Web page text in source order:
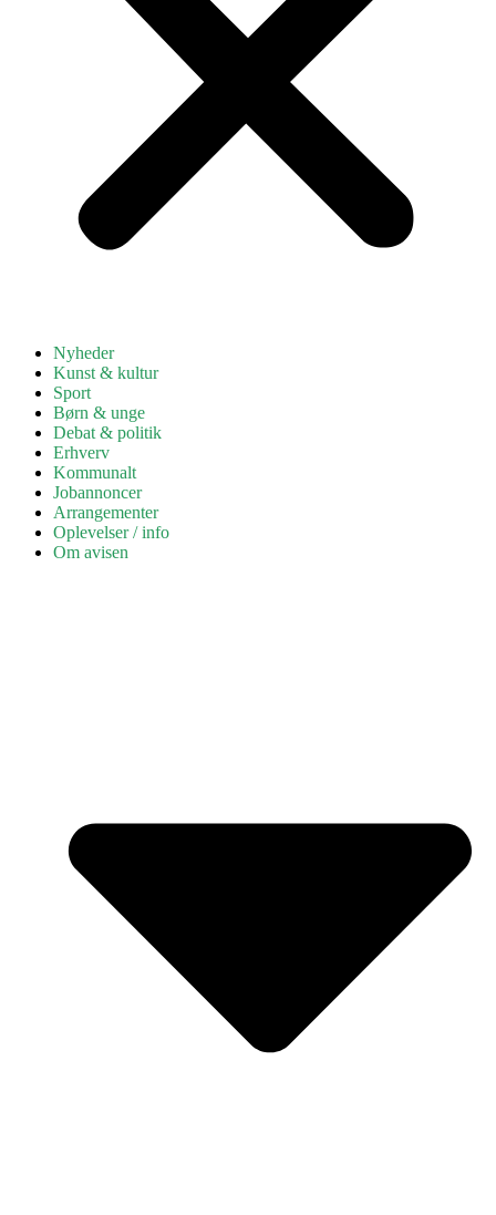
Nyheder
Kunst & kultur
Sport
Børn & unge
Debat & politik
Erhverv
Kommunalt
Jobannoncer
Arrangementer
Oplevelser / info
Om avisen